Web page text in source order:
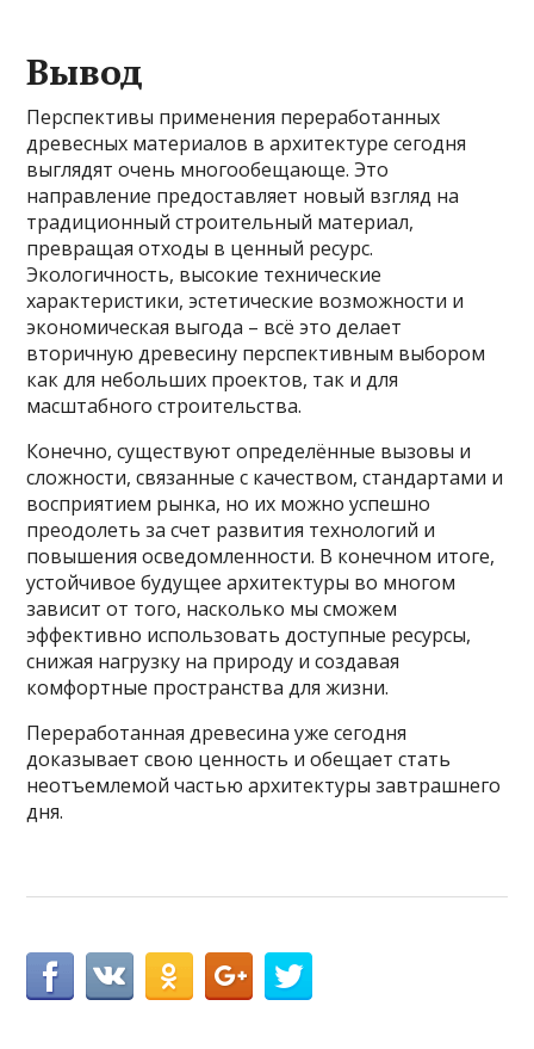
Вывод
Перспективы применения переработанных
древесных материалов в архитектуре сегодня
выглядят очень многообещающе. Это
направление предоставляет новый взгляд на
традиционный строительный материал,
превращая отходы в ценный ресурс.
Экологичность, высокие технические
характеристики, эстетические возможности и
экономическая выгода – всё это делает
вторичную древесину перспективным выбором
как для небольших проектов, так и для
масштабного строительства.
Конечно, существуют определённые вызовы и
сложности, связанные с качеством, стандартами и
восприятием рынка, но их можно успешно
преодолеть за счет развития технологий и
повышения осведомленности. В конечном итоге,
устойчивое будущее архитектуры во многом
зависит от того, насколько мы сможем
эффективно использовать доступные ресурсы,
снижая нагрузку на природу и создавая
комфортные пространства для жизни.
Переработанная древесина уже сегодня
доказывает свою ценность и обещает стать
неотъемлемой частью архитектуры завтрашнего
дня.